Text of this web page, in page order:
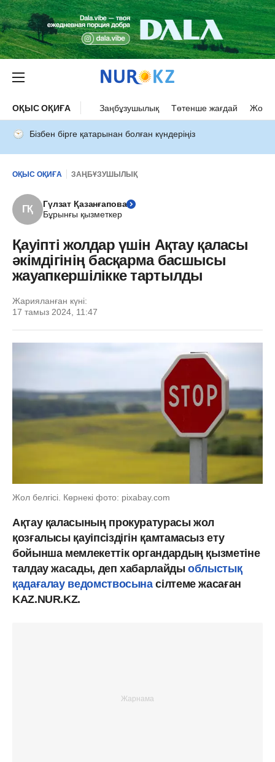
ОҚЫС ОҚИҒА Заңбұзушылық Төтенше жағдай Жол
Бізбен бірге қатарынан болған күндеріңіз
ОҚЫС ОҚИҒА ЗАҢБҰЗУШЫЛЫҚ
ГҚ
Гүлзат Қазанғапова
Бұрынғы қызметкер
Қауіпті жолдар үшін Ақтау қаласы
әкімдігінің басқарма басшысы
жауапкершілікке тартылды
Жарияланған күні:
17 тамыз 2024, 11:47
Жол белгісі. Көрнекі фото: pixabay.com
Ақтау қаласының прокуратурасы жол
қозғалысы қауіпсіздігін қамтамасыз ету
бойынша мемлекеттік органдардың қызметіне
талдау жасады, деп хабарлайдыоблыстық
қадағалау ведомствосынасілтеме жасаған
KAZ.NUR.KZ.